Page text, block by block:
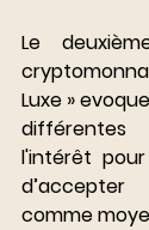
Le
Luxe »
différentes
l'intérêt
comme